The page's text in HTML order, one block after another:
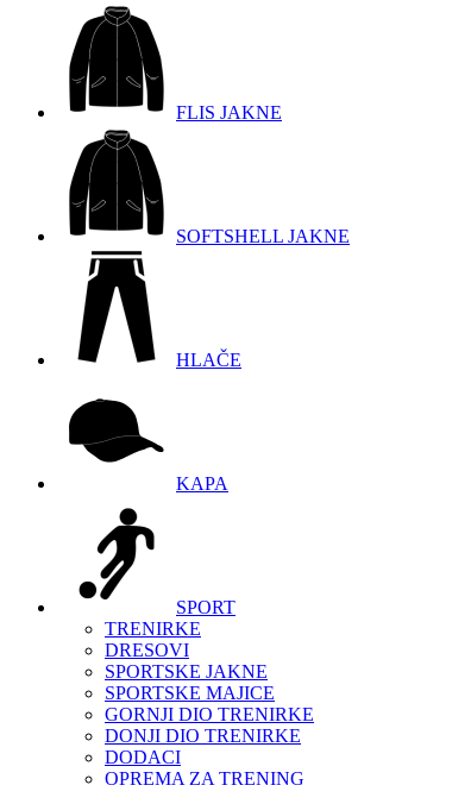
FLIS JAKNE
SOFTSHELL JAKNE
HLAČE
KAPA
SPORT
TRENIRKE
DRESOVI
SPORTSKE JAKNE
SPORTSKE MAJICE
GORNJI DIO TRENIRKE
DONJI DIO TRENIRKE
DODACI
OPREMA ZA TRENING